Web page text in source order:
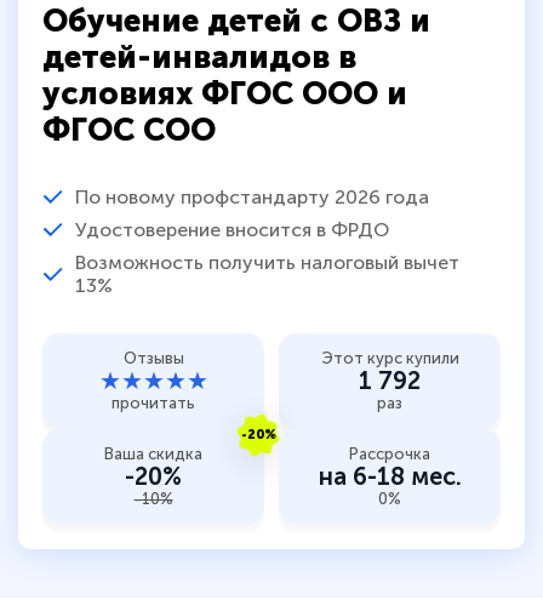
Обучение детей с ОВЗ и
детей-инвалидов в
условиях ФГОС ООО и
ФГОС СОО
По новому профстандарту 2026 года
Удостоверение вносится в ФРДО
Возможность получить налоговый вычет
13%
Отзывы
★★★★★
прочитать
Этот курс купили
1 792
раз
-20%
Ваша скидка
-20%
-10%
Рассрочка
на 6-18 мес.
0%